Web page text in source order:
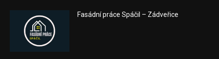
Fasádní práce Spáčil – Zádveřice